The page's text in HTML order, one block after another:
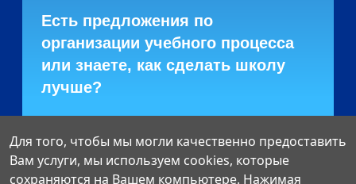
Есть предложения по
организации учебного процесса
или знаете, как сделать школу
лучше?
Написать о проблеме
Для того, чтобы мы могли качественно предоставить
Вам услуги, мы используем cookies, которые
сохраняются на Вашем компьютере. Нажимая